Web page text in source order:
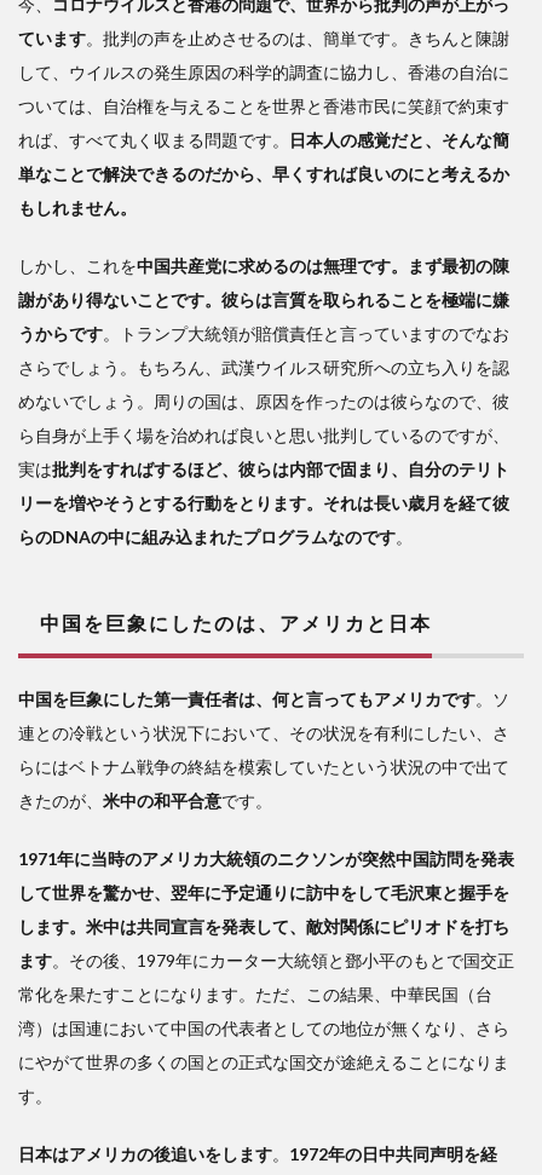
ています。批判の声を止めさせるのは、簡単です。きちんと陳謝
して、ウイルスの発生原因の科学的調査に協力し、香港の自治に
ついては、自治権を与えることを世界と香港市民に笑顔で約束す
れば、すべて丸く収まる問題です。
日本人の感覚だと、そんな簡
単なことで解決できるのだから、早くすれば良いのにと考えるか
もしれません。
しかし、これを中国共産党に求めるのは無理です。まず最初の陳
謝があり得ないことです。彼らは言質を取られることを極端に嫌
うからです。トランプ大統領が賠償責任と言っていますのでなお
さらでしょう。もちろん、武漢ウイルス研究所への立ち入りを認
めないでしょう。周りの国は、原因を作ったのは彼らなので、彼
ら自身が上手く場を治めれば良いと思い批判しているのですが、
実は批判をすればするほど、彼らは内部で固まり、自分のテリト
リーを増やそうとする行動をとります。それは長い歳月を経て彼
らのDNAの中に組み込まれたプログラムなのです。
中国を巨象にしたのは、アメリカと日本
中国を巨象にした第一責任者は、何と言ってもアメリカです。ソ
連との冷戦という状況下において、その状況を有利にしたい、さ
らにはベトナム戦争の終結を模索していたという状況の中で出て
きたのが、 米中の和平合意です。
1971年に当時のアメリカ大統領のニクソンが突然中国訪問を発表
して世界を驚かせ、翌年に予定通りに訪中をして毛沢東と握手を
します。米中は共同宣言を発表して、敵対関係にピリオドを打ち
ます。その後、1979年にカーター大統領と鄧小平のもとで国交正
常化を果たすことになります。ただ、この結果、中華民国（台
湾）は国連において中国の代表者としての地位が無くなり、さら
にやがて世界の多くの国との正式な国交が途絶えることになりま
す。
日本はアメリカの後追いをします。 1972年の日中共同声明を経